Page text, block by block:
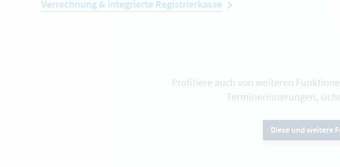
Verrechnung & integrierte Registrierkasse
Profitiere auch von weiteren
Terminerinnerungen,
Diese und weitere